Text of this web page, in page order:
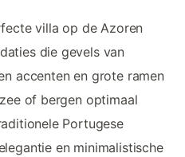
villa op de Azoren
die gevels van
accenten en grote ramen
of bergen optimaal
Portugese
en minimalistische